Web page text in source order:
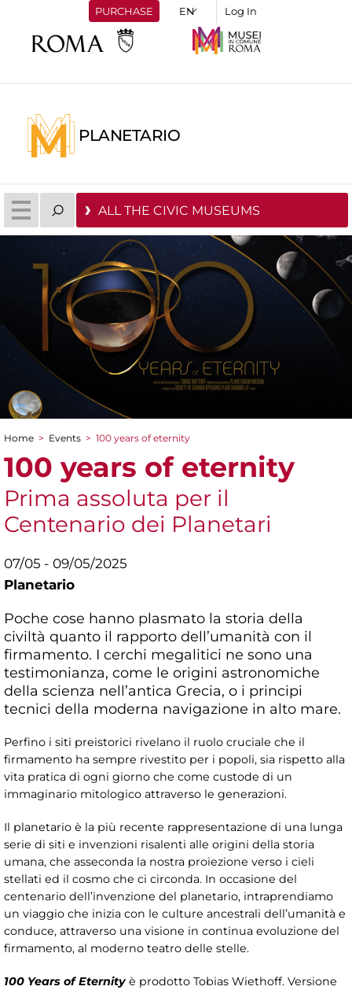
PURCHASE Log In
PLANETARIO
ALL THE CIVIC MUSEUMS
You are here
Home > Events > 100 years of eternity
100 years of eternity
Prima assoluta per il
Centenario dei Planetari
07/05 - 09/05/2025
Planetario
Poche cose hanno plasmato la storia della
civiltà quanto il rapporto dell’umanità con il
firmamento. I cerchi megalitici ne sono una
testimonianza, come le origini astronomiche
della scienza nell’antica Grecia, o i principi
tecnici della moderna navigazione in alto mare.
Perfino i siti preistorici rivelano il ruolo cruciale che il
firmamento ha sempre rivestito per i popoli, sia rispetto alla
vita pratica di ogni giorno che come custode di un
immaginario mitologico attraverso le generazioni.
Il planetario è la più recente rappresentazione di una lunga
serie di siti e invenzioni risalenti alle origini della storia
umana, che asseconda la nostra proiezione verso i cieli
stellati ed il cosmo che ci circonda. In occasione del
centenario dell’invenzione del planetario, intraprendiamo
un viaggio che inizia con le culture ancestrali dell’umanità e
conduce, attraverso una visione in continua evoluzione del
firmamento, al moderno teatro delle stelle.
100 Years of Eternityè prodotto Tobias Wiethoff. Versione